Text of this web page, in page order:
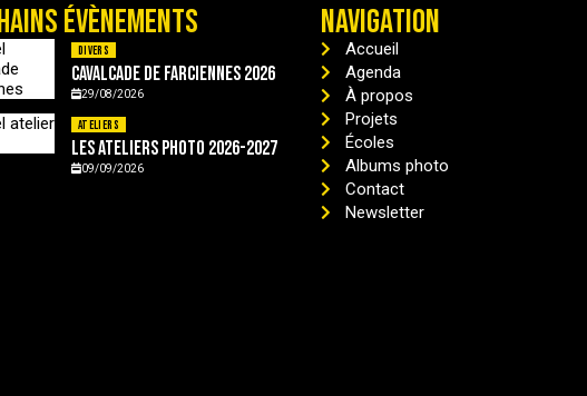
ÉVÈNEMENTS
Divers
Cavalcade de Farciennes 2026
29/08/2026
Ateliers
Les ateliers photo 2026-2027
09/09/2026
NAVIGATION
Accueil
Agenda
À propos
Projets
Écoles
Albums photo
Contact
Newsletter